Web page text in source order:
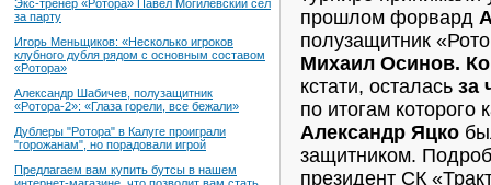
Экс-тренер «Ротора» Павел Могилевский сел
за парту
Игорь Меньщиков: «Несколько игроков
клубного дубля рядом с основным составом
«Ротора»
Александр Шабичев, полузащитник
«Ротора-2»: «Глаза горели, все бежали»
Дублеры "Ротора" в Калуге проиграли
"горожанам", но порадовали игрой
Предлагаем вам купить бутсы в нашем
прошлом форвард
полузащитник
Михаил Осинов.
кстати, осталась за
по итогам которого
Александр Яцко
защитником.
президент СК